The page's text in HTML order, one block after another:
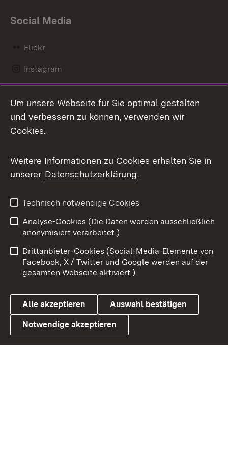
Social Media
Flickr
Instagram
Mastodon
Messenger
Social Wall
X / Twitter
Youtube
Link zum Landesportal
Benutzungshinweise
Barrierefreiheit
Datenschutz
Cookies
Um unsere Webseite für Sie optimal gestalten
und verbessern zu können, verwenden wir
Cookies.
Weitere Informationen zu Cookies erhalten Sie in
unserer Datenschutzerklärung.
Technisch notwendige Cookies
Analyse-Cookies (Die Daten werden ausschließlich
anonymisiert verarbeitet.)
Drittanbieter-Cookies (Social-Media-Elemente von
Facebook, X / Twitter und Google werden auf der
gesamten Webseite aktiviert.)
Alle akzeptieren Auswahl bestätigen
Notwendige akzeptieren